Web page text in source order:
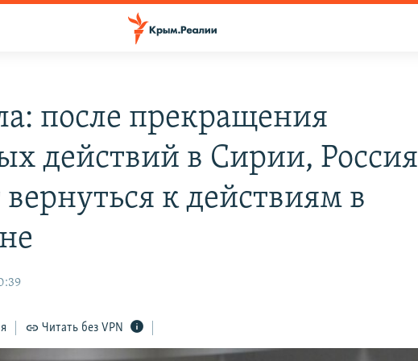
после прекращения
действий в Сирии, Россия
к действиям в
Читать без VPN